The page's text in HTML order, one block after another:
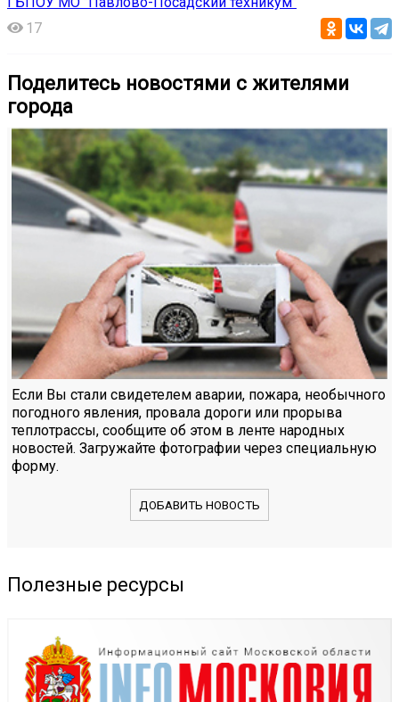
17
Поделитесь новостями с жителями
города
Если Вы стали свидетелем аварии, пожара, необычного
погодного явления, провала дороги или прорыва
теплотрассы, сообщите об этом в ленте народных
новостей. Загружайте фотографии через специальную
форму.
ДОБАВИТЬ НОВОСТЬ
Полезные ресурсы